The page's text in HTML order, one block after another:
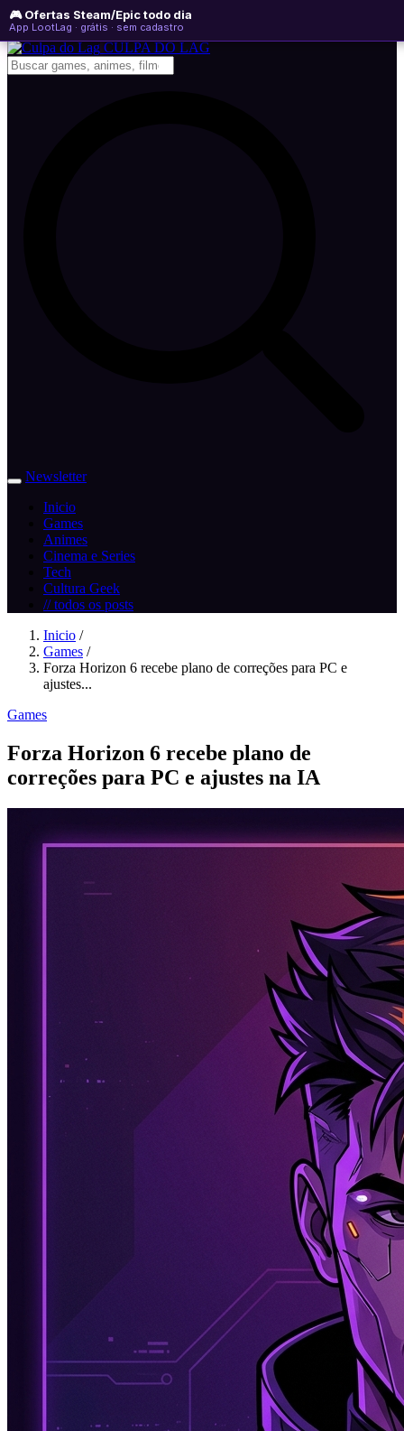
🎮 Ofertas Steam/Epic todo dia
App LootLag · grátis · sem cadastro
quinta-feira, 06 de agosto de 2026
Newsletter
CULPA DO LAG
Newsletter
Inicio
Games
Animes
Cinema e Series
Tech
Cultura Geek
// todos os posts
Inicio /
Games /
Forza Horizon 6 recebe plano de correções para PC e
ajustes...
Games
Forza Horizon 6 recebe plano de
correções para PC e ajustes na IA